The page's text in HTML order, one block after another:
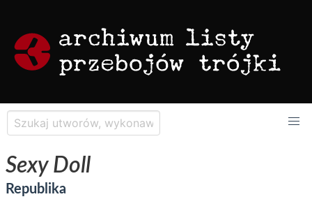
Sexy Doll
Republika